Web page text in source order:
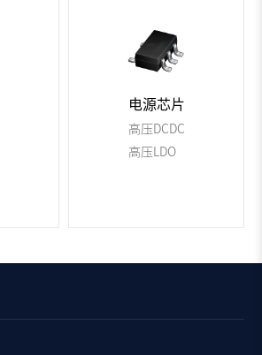
电源芯片
高压DCDC
高压LDO